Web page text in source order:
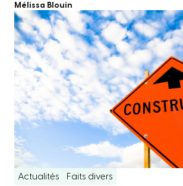
Mélissa Blouin
Actualités Faits divers